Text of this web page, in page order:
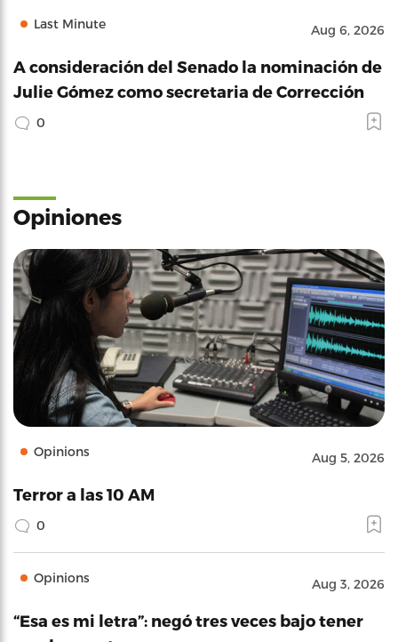
Last Minute Aug 6, 2026
A consideración del Senado la nominación de
Julie Gómez como secretaria de Corrección
0
Opiniones
Opinions Aug 5, 2026
Terror a las 10 AM
0
Opinions Aug 3, 2026
“Esa es mi letra”: negó tres veces bajo tener